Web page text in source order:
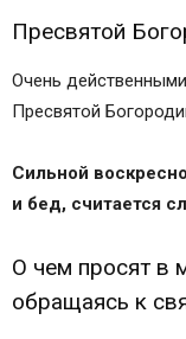
Пресвятой
Очень
Пресвятой
Сильной
и бед, считается
О чем просят в
обращаясь к